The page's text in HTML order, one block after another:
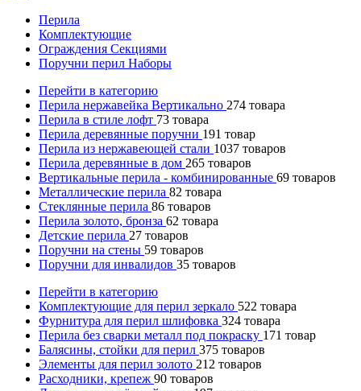
Перила
Комплектующие
Ограждения Секциями
Поручни перил Наборы
Перейти в категорию
Перила нержавейка Вертикально 274 товара
Перила в стиле лофт 73 товара
Перила деревянные поручни 191 товар
Перила из нержавеющей стали 1037 товаров
Перила деревянные в дом 265 товаров
Вертикальные перила - комбинированные 69 товаров
Металлические перила 82 товара
Стеклянные перила 86 товаров
Перила золото, бронза 62 товара
Детские перила 27 товаров
Поручни на стены 59 товаров
Поручни для инвалидов 35 товаров
Перейти в категорию
Комплектующие для перил зеркало 522 товара
Фурнитура для перил шлифовка 324 товара
Перила без сварки металл под покраску 171 товар
Балясины, стойки для перил 375 товаров
Элементы для перил золото 212 товаров
Расходники, крепеж 90 товаров